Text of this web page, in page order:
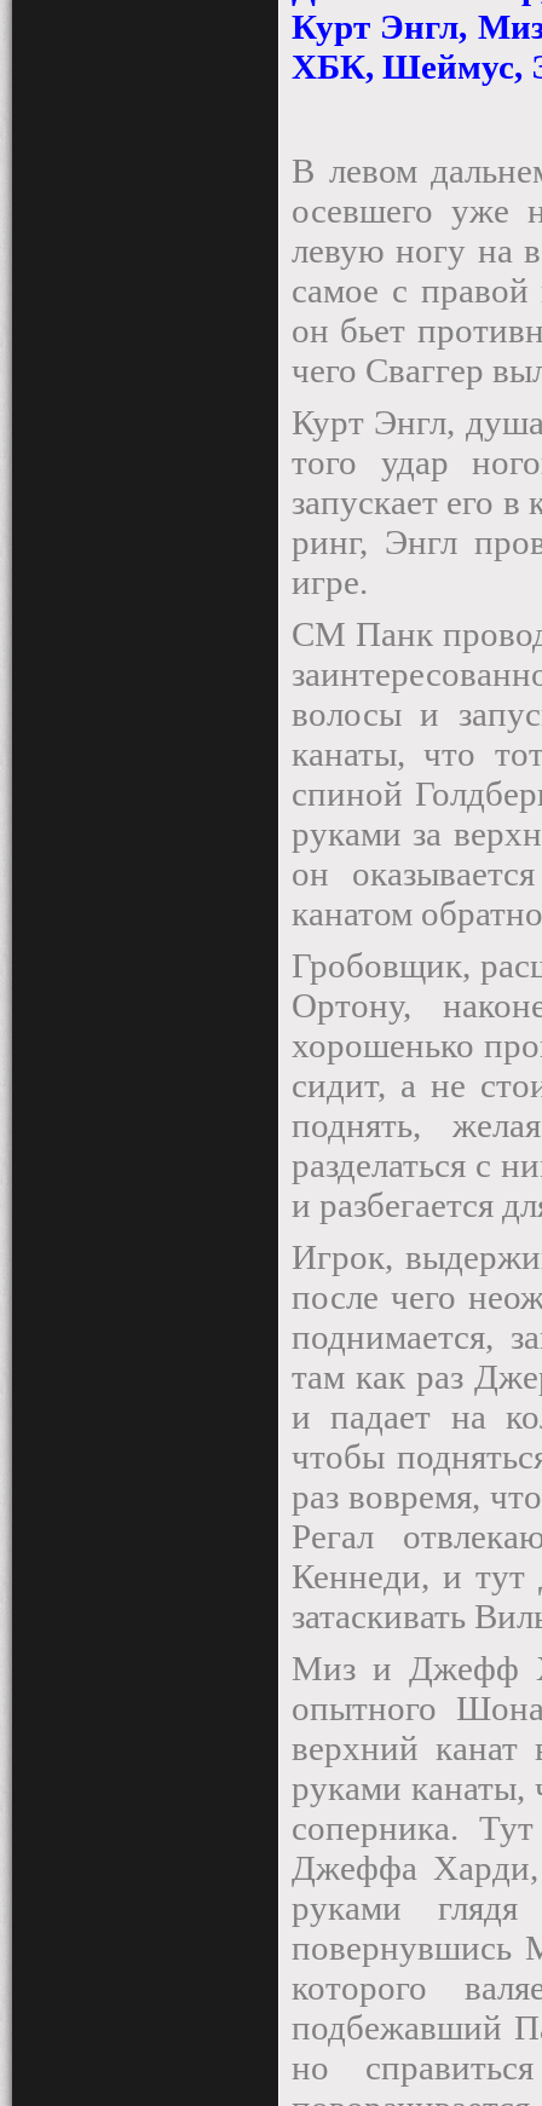
Курт Энгл,
ХБК, Шеймус,
В левом
осевшего уже
левую ногу на
самое с правой
он бьет
чего Сваггер
Курт Энгл,
того удар
запускает его
ринг, Энгл
игре.
СМ Панк
волосы и
канаты, что
спиной
руками за
он
канатом
Гробовщик,
Ортону,
хорошенько
сидит, а не
поднять,
разделаться с
и разбегается
Игрок,
после чего
поднимается,
там как раз
и падает на
чтобы
раз вовремя,
Регал
Кеннеди, и тут
затаскивать
Миз и Джефф
опытного
верхний канат
руками канаты,
соперника.
Джеффа Харди,
руками
повернувшись
которого
подбежавший
но